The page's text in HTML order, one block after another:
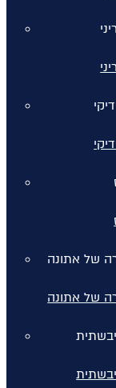
של אתונה
של אתונה